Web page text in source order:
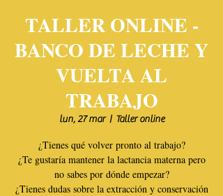
TALLER ONLINE -
BANCO DE LECHE Y
VUELTA AL
TRABAJO
lun, 27 mar
  |
Taller online
¿Tienes qué volver pronto al trabajo?
¿Te gustaría mantener la lactancia materna pero
no sabes por dónde empezar?
¿Tienes dudas sobre la extracción y conservación